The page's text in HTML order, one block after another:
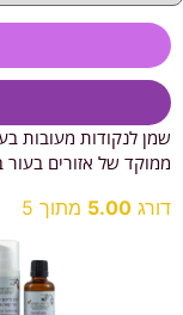
שמן לנקודות מעובות
ממוקד של אזורים
דורג 5.00 מתוך 5